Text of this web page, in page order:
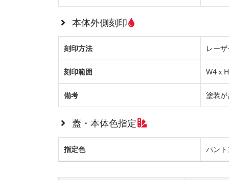
本体外側刻印
刻印方法 レー
刻印範囲 W4ｘ
備考 塗装が
蓋・本体色指定
指定色 パン